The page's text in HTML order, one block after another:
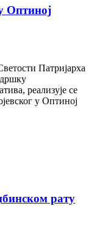
Оптиној
Патријарха
реализује се
у Оптиној
рату